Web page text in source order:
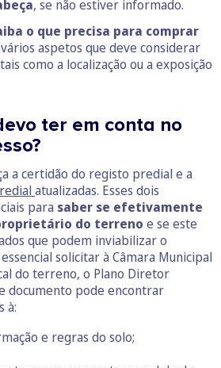
, se não estiver informado.
o que precisa para comprar
aspetos que deve considerar
como a localização ou a exposição
ter em conta no
a certidão do registo predial e a
atualizadas. Esses dois
para saber se efetivamente
do terreno e se este
que podem inviabilizar o
solicitar à Câmara Municipal
do terreno, o Plano Diretor
documento pode encontrar
à:
e regras do solo;